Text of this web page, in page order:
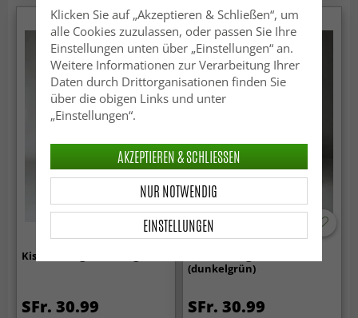
Kissenbezug x 2 Asta (grün)
SFr. 30.99
(dunkelgrün)
SFr. 30.99
Klicken Sie auf „Akzeptieren & Schließen“, um
alle Cookies zuzulassen, oder passen Sie Ihre
Einstellungen unten über „Einstellungen“ an.
Weitere Informationen zur Verarbeitung Ihrer
Daten durch Drittorganisationen finden Sie
über die obigen Links und unter
„Einstellungen“.
EINSTELLUNGEN
NUR NOTWENDIG
AKZEPTIEREN & SCHLIESSEN